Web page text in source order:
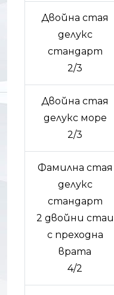
Двойна стая
делукс
стандарт
2/3
Двойна стая
делукс море
2/3
Фамилна стая
делукс
стандарт
2 двойни стаи
с преходна
врата
4/2